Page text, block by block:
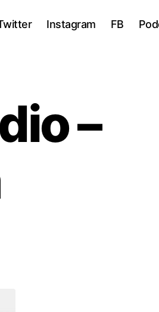
Instagram FB
–